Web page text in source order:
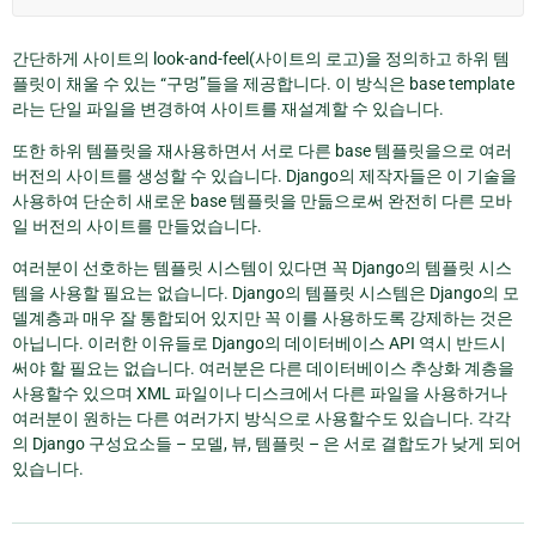
간단하게 사이트의 look-and-feel(사이트의 로고)을 정의하고 하위 템
플릿이 채울 수 있는 “구멍”들을 제공합니다. 이 방식은 base template
라는 단일 파일을 변경하여 사이트를 재설계할 수 있습니다.
또한 하위 템플릿을 재사용하면서 서로 다른 base 템플릿을으로 여러
버전의 사이트를 생성할 수 있습니다. Django의 제작자들은 이 기술을
사용하여 단순히 새로운 base 템플릿을 만듦으로써 완전히 다른 모바
일 버전의 사이트를 만들었습니다.
여러분이 선호하는 템플릿 시스템이 있다면 꼭 Django의 템플릿 시스
템을 사용할 필요는 없습니다. Django의 템플릿 시스템은 Django의 모
델계층과 매우 잘 통합되어 있지만 꼭 이를 사용하도록 강제하는 것은
아닙니다. 이러한 이유들로 Django의 데이터베이스 API 역시 반드시
써야 할 필요는 없습니다. 여러분은 다른 데이터베이스 추상화 계층을
사용할수 있으며 XML 파일이나 디스크에서 다른 파일을 사용하거나
여러분이 원하는 다른 여러가지 방식으로 사용할수도 있습니다. 각각
의 Django 구성요소들 – 모델, 뷰, 템플릿 – 은 서로 결합도가 낮게 되어
있습니다.